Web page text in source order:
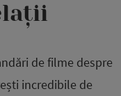
de filme despre
incredibile de